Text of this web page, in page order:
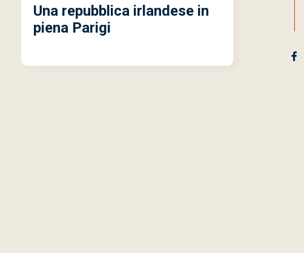
Una repubblica irlandese in
piena Parigi